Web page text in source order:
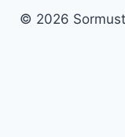
© 2026